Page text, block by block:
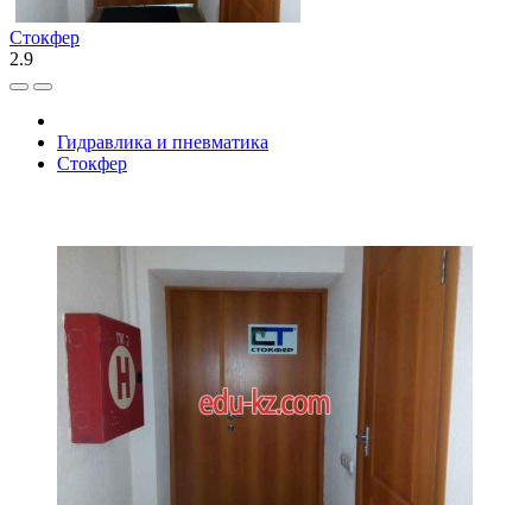
Стокфер
2.9
Гидравлика и пневматика
Стокфер